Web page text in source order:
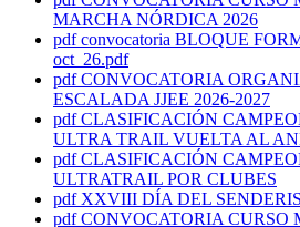
MARCHA NÓRDICA 2026
pdf convocatoria BLOQUE
oct_26.pdf
pdf CONVOCATORIA
ESCALADA JJEE 2026-2027
pdf CLASIFICACIÓN
ULTRA TRAIL VUELTA AL
pdf CLASIFICACIÓN
ULTRATRAIL POR CLUBES
pdf XXVIII DÍA DEL
pdf CONVOCATORIA CURSO